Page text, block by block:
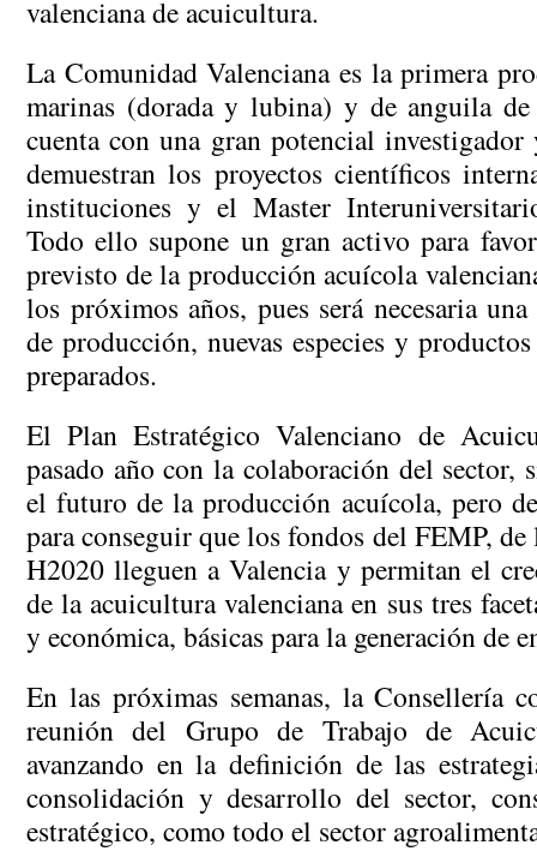
valenciana de acuicultura.
La Comunidad Valenciana es la primera
marinas (dorada y lubina) y de anguila
cuenta con una gran potencial
demuestran los proyectos científicos
instituciones y el Master
Todo ello supone un gran activo para
previsto de la producción acuícola
los próximos años, pues será necesaria
de producción, nuevas especies y
preparados.
El Plan Estratégico Valenciano de
pasado año con la colaboración del sector,
el futuro de la producción acuícola, pero
para conseguir que los fondos del FEMP,
H2020 lleguen a Valencia y permitan el
de la acuicultura valenciana en sus tres
y económica, básicas para la generación de
En las próximas semanas, la Consellería
reunión del Grupo de Trabajo de
avanzando en la definición de las
consolidación y desarrollo del sector,
estratégico, como todo el sector